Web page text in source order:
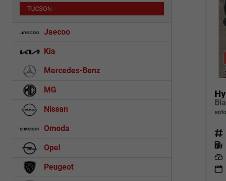
Fahrzeugnr.
Kraftstoff
Leistung
TUCSON
Jaecoo
Kia
Mercedes-Benz
MG
Nissan
Omoda
Opel
Peugeot